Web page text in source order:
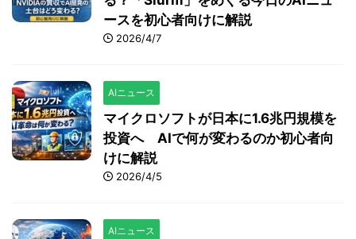
ースを初心者向けに解説
2026/4/7
AIニュース
マイクロソフトが日本に1.6兆円規模を
投資へ AIで何が変わるのか初心者向
けに解説
2026/4/5
AIニュース